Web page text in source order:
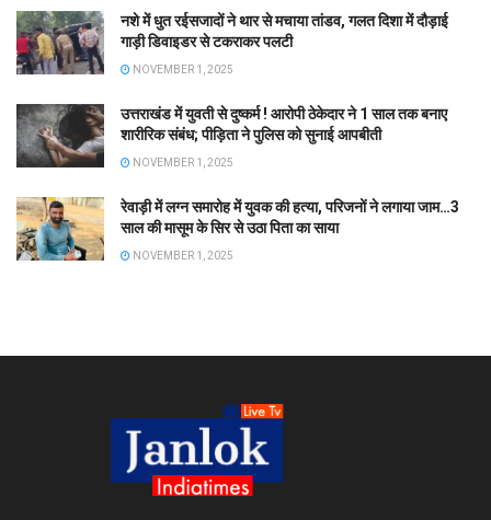
नशे में धुत रईसजादों ने थार से मचाया तांडव, गलत दिशा में दौड़ाई
गाड़ी डिवाइडर से टकराकर पलटी
NOVEMBER 1, 2025
उत्तराखंड में युवती से दुष्कर्म ! आरोपी ठेकेदार ने 1 साल तक बनाए
शारीरिक संबंध; पीड़िता ने पुलिस को सुनाई आपबीती
NOVEMBER 1, 2025
रेवाड़ी में लग्न समारोह में युवक की हत्या, परिजनों ने लगाया जाम…3
साल की मासूम के सिर से उठा पिता का साया
NOVEMBER 1, 2025